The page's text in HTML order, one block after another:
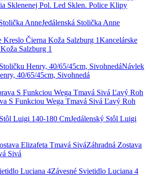
Sklenenej Pol. Led Sklen. Police Klipy
Jedálenská Stolička Anne
Kancelárske
Salzburg 1
Návlek
40/65/45cm, Sivohnedá
S Funkciou Wega Tmavá Sivá Ľavý Roh
Jedálenský Stôl Luigi
Záhradná Zostava
Sivá
Závesné Svietidlo Luciana 4